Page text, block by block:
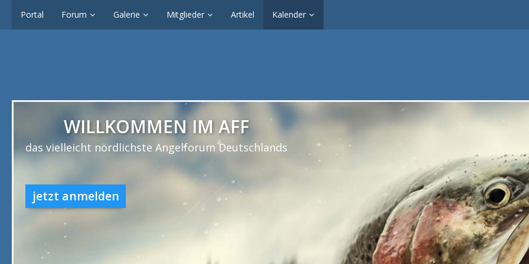
Portal Forum Galerie Mitglieder Artikel Kalender
IM AFF
nördlichste Angelforum Deutschlands